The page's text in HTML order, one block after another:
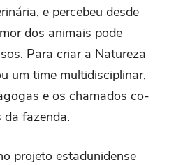
e percebeu desde
dos animais pode
Para criar a Natureza
um time multidisciplinar,
e os chamados co-
fazenda.
projeto estadunidense